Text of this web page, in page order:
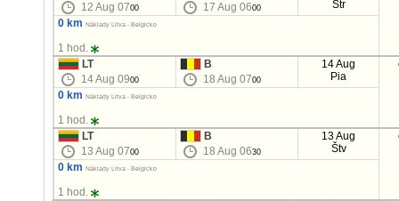
12 Aug 0700
17 Aug 0600
Str
0 km Náklady Litva - Belgicko
1 hod.
LT
14 Aug 0900
B
18 Aug 0700
14 Aug
Pia
0 km Náklady Litva - Belgicko
1 hod.
LT
13 Aug 0700
B
18 Aug 0630
13 Aug
Štv
0 km Náklady Litva - Belgicko
1 hod.